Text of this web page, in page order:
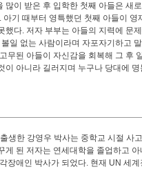
많이 받은 후 입학한 첫째 아들은 새
아기 때부터 영특했던 첫째 아들이
했다. 저자 부부는 아들의 지력에 문
일 없는 사람이라며 자포자기하고
무된 아들이 자신감을 회복해 그 후
이 아니라 길러지며 누구나 당대에
생한 강영우 박사는 중학교 시절 사
게 된 저자는 연세대학을 졸업하고
장애인 박사가 되었다. 현재 UN 세